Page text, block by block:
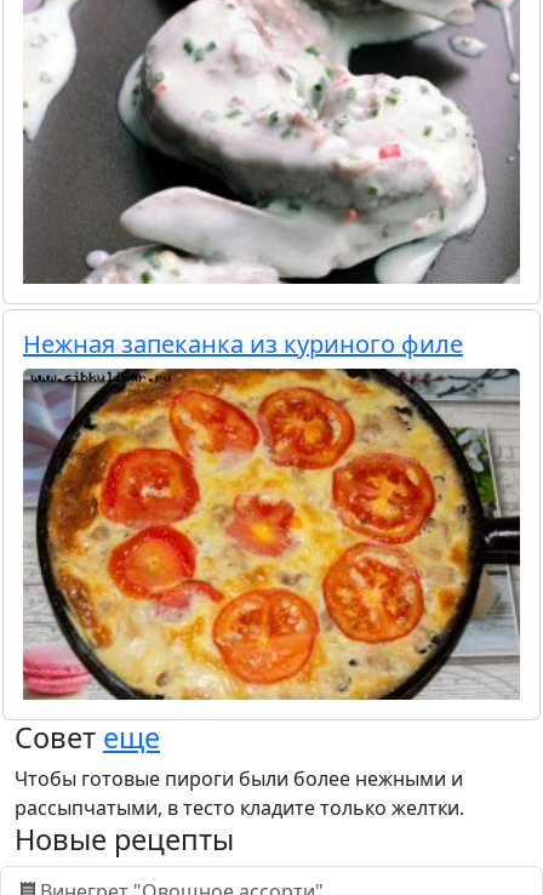
Нежная запеканка из куриного филе
Совет еще
Чтобы готовые пироги были более нежными и
рассыпчатыми, в тесто кладите только желтки.
Новые рецепты